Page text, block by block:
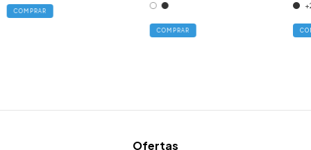
COMPRAR
COMPRAR
Ofertas